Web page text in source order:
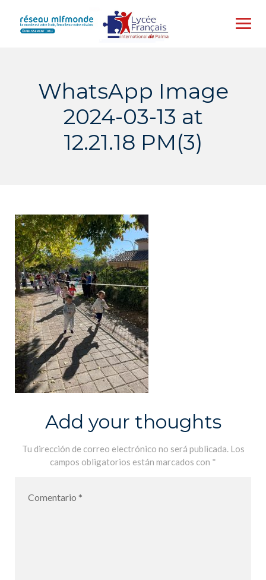
content
WhatsApp Image
2024-03-13 at
12.21.18 PM(3)
Add your thoughts
Tu dirección de correo electrónico no será publicada. Los
campos obligatorios están marcados con *